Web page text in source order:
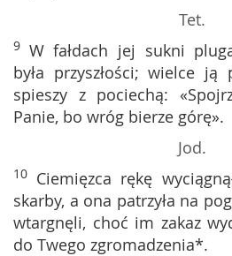
Tet.
9 W fałdach jej sukni
była przyszłości; wielce
spieszy z pociechą:
Panie, bo wróg bierze górę».
Jod.
10 Ciemięzca rękę
skarby, a ona patrzyła na
wtargnęli, choć im zakaz
do Twego zgromadzenia*.